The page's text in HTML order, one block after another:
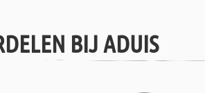
BIJ ADUIS